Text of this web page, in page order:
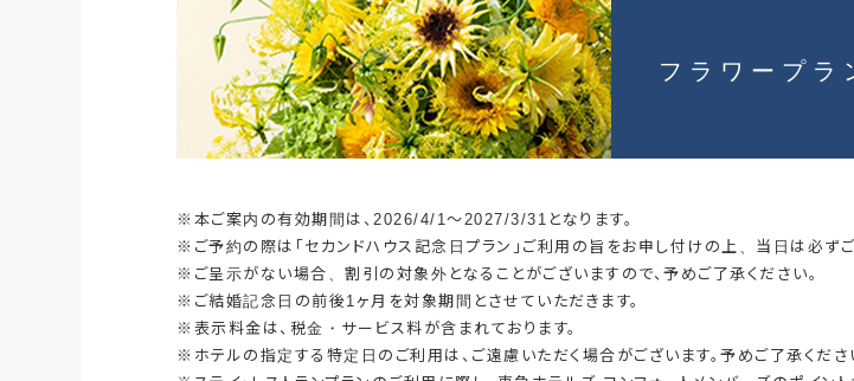
フラワープラ
※本ご案内の有効期間は、2026/4/1～2027/3/31となります。
※ご予約の際は「セカンドハウス記念日プラン」ご利用の旨をお申し付けの上、当日は必
※ご呈示がない場合、割引の対象外となることがございますので、予めご了承ください。
※ご結婚記念日の前後1ヶ月を対象期間とさせていただきます。
※表示料金は、税金・サービス料が含まれております。
※ホテルの指定する特定日のご利用は、ご遠慮いただく場合がございます。予めご了承くださ